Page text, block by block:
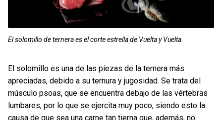
El solomillo de ternera es el corte estrella de Vuelta y Vuelta
El solomillo es una de las piezas de la ternera más
apreciadas, debido a su ternura y jugosidad. Se trata del
músculo psoas, que se encuentra debajo de las vértebras
lumbares, por lo que se ejercita muy poco, siendo esto la
causa de que sea una carne tan tierna que, además, no